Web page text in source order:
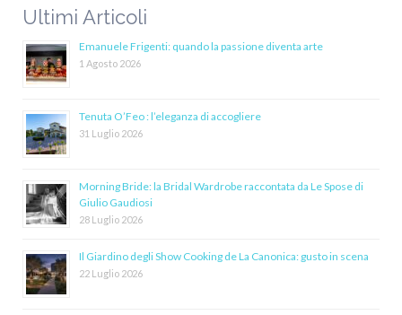
Ultimi Articoli
Emanuele Frigenti: quando la passione diventa arte
1 Agosto 2026
Tenuta O’Feo : l’eleganza di accogliere
31 Luglio 2026
Morning Bride: la Bridal Wardrobe raccontata da Le Spose di
Giulio Gaudiosi
28 Luglio 2026
Il Giardino degli Show Cooking de La Canonica: gusto in scena
22 Luglio 2026